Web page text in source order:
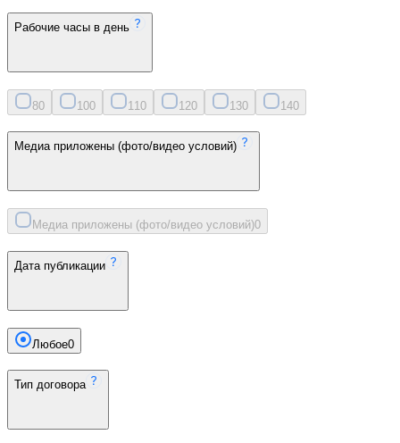
Рабочие часы в день
80 100 11 0 120 130 140
Медиа приложены (фото/видео условий)
Медиа приложены (фото/видео условий)0
Дата публикации
Любое0
Тип договора